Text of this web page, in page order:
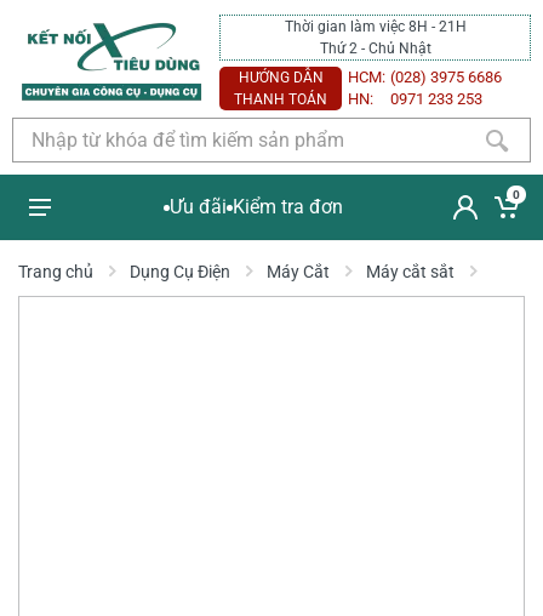
Thời gian làm việc 8H - 21H
Thứ 2 - Chủ Nhật
HƯỚNG DẪN
THANH TOÁN
HCM: (028) 3975 6686
HN:
0971 233 253
Ưu đãi Kiểm tra đơn
0
Trang chủ Dụng Cụ Điện Máy Cắt Máy cắt sắt